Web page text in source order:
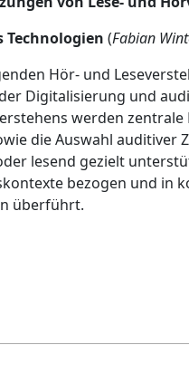
(Fabian
Hör- und
Digitalisierung und
werden
die Auswahl auditiver
lesend gezielt
bezogen und in
überführt.